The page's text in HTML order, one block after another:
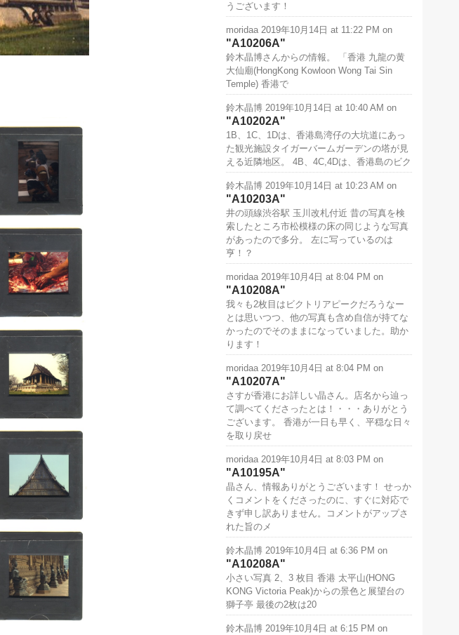
うございます！
moridaa 2019年10月14日 at 11:22 PM on
A10206A
鈴木晶博さんからの情報。 「香港 九龍の黄
大仙廟(HongKong Kowloon Wong Tai Sin
Temple) 香港で
鈴木晶博 2019年10月14日 at 10:40 AM on
A10202A
1B、1C、1Dは、香港島湾仔の大坑道にあっ
た観光施設タイガーバームガーデンの塔が見
える近隣地区。 4B、4C,4Dは、香港島のビク
鈴木晶博 2019年10月14日 at 10:23 AM on
A10203A
井の頭線渋谷駅 玉川改札付近 昔の写真を検
索したところ市松模様の床の同じような写真
があったので多分。 左に写っているのは
亨！？
moridaa 2019年10月4日 at 8:04 PM on
A10208A
我々も2枚目はビクトリアピークだろうなー
とは思いつつ、他の写真も含め自信が持てな
かったのでそのままになっていました。助か
ります！
moridaa 2019年10月4日 at 8:04 PM on
A10207A
さすが香港にお詳しい晶さん。店名から辿っ
て調べてくださったとは！・・・ありがとう
ございます。 香港が一日も早く、平穏な日々
を取り戻せ
moridaa 2019年10月4日 at 8:03 PM on
A10195A
晶さん、情報ありがとうございます！ せっか
くコメントをくださったのに、すぐに対応で
きず申し訳ありません。コメントがアップさ
れた旨のメ
鈴木晶博 2019年10月4日 at 6:36 PM on
A10208A
小さい写真 2、3 枚目 香港 太平山(HONG
KONG Victoria Peak)からの景色と展望台の
獅子亭 最後の2枚は20
鈴木晶博 2019年10月4日 at 6:15 PM on